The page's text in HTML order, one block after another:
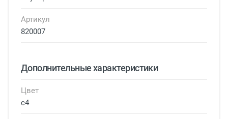
Артикул
820007
Дополнительные характеристики
Цвет
с4